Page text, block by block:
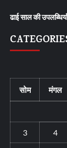
ढाई साल की
सोम मंगल
3 4